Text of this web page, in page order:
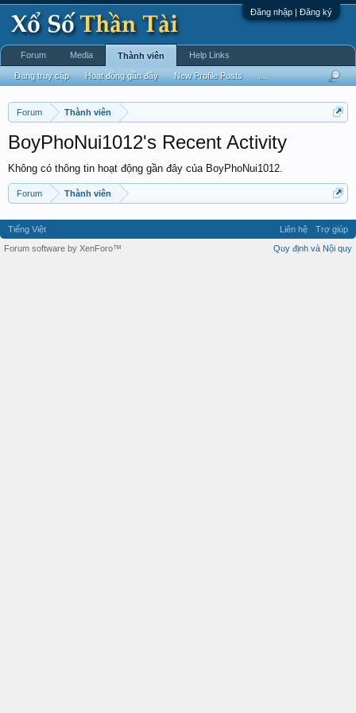
Đăng nhập | Đăng ký
Forum Thành viên
BoyPhoNui1012's Recent Activity
Không có thông tin hoạt động gần đây của BoyPhoNui1012.
Forum Thành viên
Forum Media Thành viên
Đang truy cập Hoạt động gần đây New Profile Posts
Help Links
Tiếng Việt Liên hệ
Trợ giúp
Quy định và Nội quy
Forum software by XenForo™